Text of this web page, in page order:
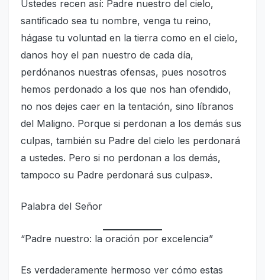
Ustedes recen así: Padre nuestro del cielo,
santificado sea tu nombre, venga tu reino,
hágase tu voluntad en la tierra como en el cielo,
danos hoy el pan nuestro de cada día,
perdónanos nuestras ofensas, pues nosotros
hemos perdonado a los que nos han ofendido,
no nos dejes caer en la tentación, sino líbranos
del Maligno. Porque si perdonan a los demás sus
culpas, también su Padre del cielo les perdonará
a ustedes. Pero si no perdonan a los demás,
tampoco su Padre perdonará sus culpas».
Palabra del Señor
“Padre nuestro: la oración por excelencia”
Es verdaderamente hermoso ver cómo estas